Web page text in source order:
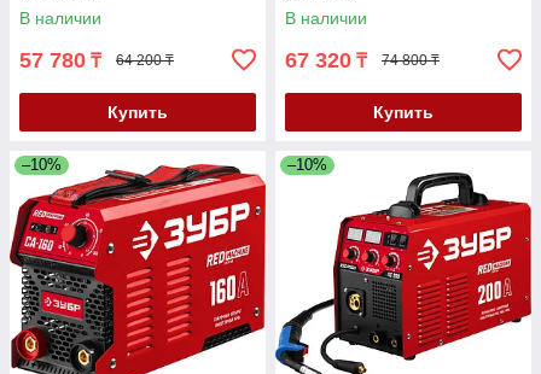
В наличии
57 780 ₸ 64 200 ₸
Купить
В наличии
67 320 ₸ 74 800 ₸
Купить
–10% –10%